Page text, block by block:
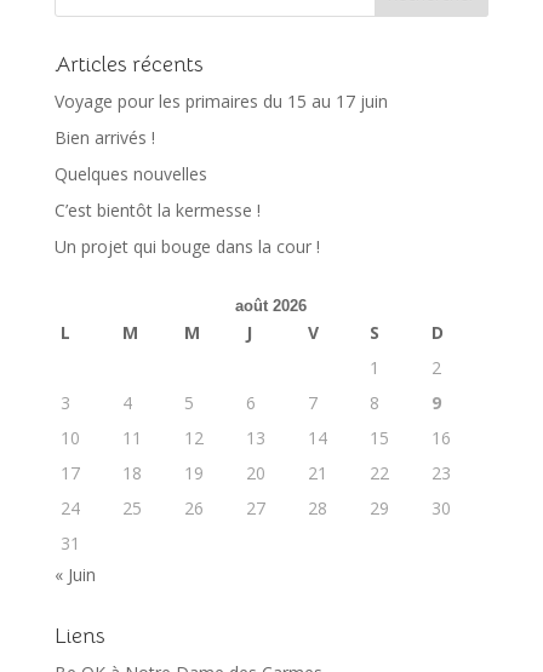
Articles récents
Voyage pour les primaires du 15 au 17 juin
Bien arrivés !
Quelques nouvelles
C’est bientôt la kermesse !
Un projet qui bouge dans la cour !
août 2026
L M M J V S
D
1
2
3
4 5 6 7 8
9
10
11 12 13 14 15
16
17
18 19 20 21 22
23
24
25 26 27 28 29
30
31
« Juin
Liens